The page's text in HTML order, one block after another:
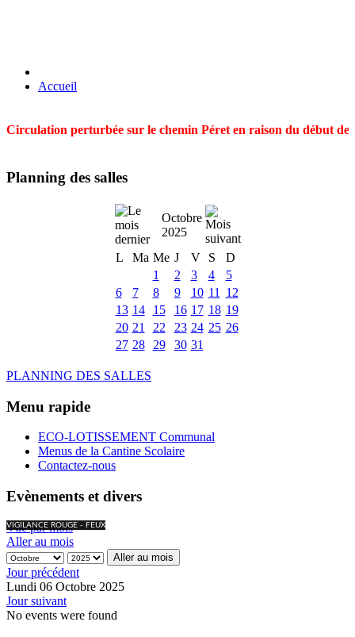
Accueil
Circulation perturbée sur le chemin Péret en raison du début
Planning des salles
Octobre
2025
L
Ma Me J V S
D
1
2 3 4
5
6
7 8 9 10 11
12
13 14 15 16 17 18 19
20 21 22 23 24 25 26
27 28 29 30 31
PLANNING DES SALLES
Menu rapide
ECO-LOTISSEMENT Communal
Menus de la Cantine Scolaire
Contactez-nous
Evènements et divers
VIGILANCE ROUGE - FEUX
Vue par mois
Aller au mois
Aller au mois
Jour précédent
Lundi 06 Octobre 2025
Jour suivant
No events were found